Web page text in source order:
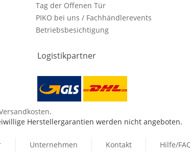
Tag der Offenen Tür
PIKO bei uns / Fachhändlerevents
Betriebsbesichtigung
Logistikpartner
.
Herstellergarantien werden nicht angeboten.
Unternehmen Kontakt Hilfe/